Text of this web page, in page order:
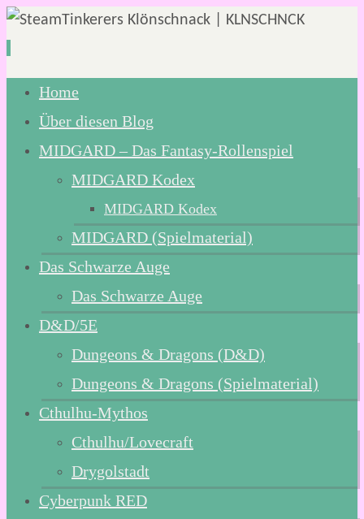
Zum
Inhalt
springen
Home
Über diesen Blog
MIDGARD – Das Fantasy-Rollenspiel
MIDGARD Kodex
MIDGARD Kodex
MIDGARD (Spielmaterial)
Das Schwarze Auge
Das Schwarze Auge
D&D/5E
Dungeons & Dragons (D&D)
Dungeons & Dragons (Spielmaterial)
Cthulhu-Mythos
Cthulhu/Lovecraft
Drygolstadt
Cyberpunk RED